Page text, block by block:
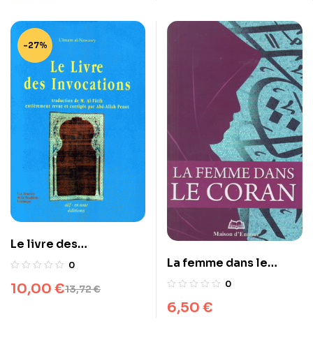
-27%
Le livre des
invocations
0
13,72€
10,00 €
La femme dans le
Coran
0
6,50 €